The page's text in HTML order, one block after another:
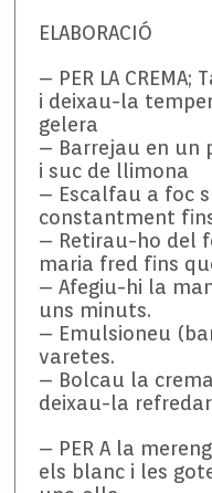
ELABORACIÓ
– PER LA
i deixau-la
gelera
– Barrejau en un
i suc de llimona
– Escalfau a foc
constantment
– Retirau-ho del
maria fred fins
– Afegiu-hi la
uns minuts.
– Emulsioneu
varetes.
– Bolcau la
deixau-la
– PER A la
els blanc i les